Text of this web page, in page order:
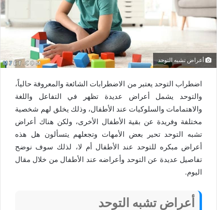
أعراض تشبه التوحد
اضطراب التوحد يعتبر من الاضطرابات الشائعة والمعروفة حالياً،
والتوحد يشمل أعراض عديدة تظهر في التفاعل واللغة
والاهتمامات والسلوكيات عند الأطفال، وذلك يخلق لهم شخصية
مختلفة وفريدة عن بقية الأطفال الأخرى، ولكن هناك أعراض
تشبه التوحد تحير بعض الأمهات وتجعلهم يتسألون هل هذه
أعراض مبكره للتوحد عند الأطفال أم لا، لذلك سوف نوضح
تفاصيل عديدة عن التوحد وأعراضه عند الأطفال من خلال مقال
اليوم.
أعراض تشبه التوحد